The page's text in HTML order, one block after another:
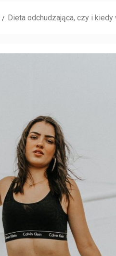
Dieta odchudzająca, czy i